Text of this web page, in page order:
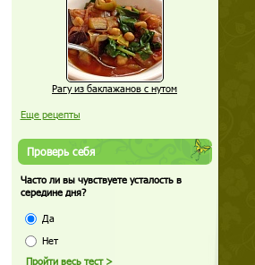
Рагу из баклажанов с нутом
Еще рецепты
Проверь себя
Часто ли вы чувствуете усталость в
середине дня?
Да
Нет